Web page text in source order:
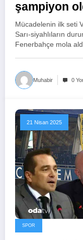
şampiyon
Mücadelenin ilk seti
Sarı-siyahlıların
Fenerbahçe mola
Muhabir 0
21 Nisan 2025
SPOR